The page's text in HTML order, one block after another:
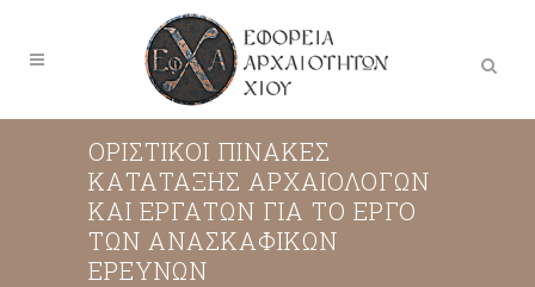
ΟΡΙΣΤΙΚΟΙ ΠΙΝΑΚΕΣ
ΚΑΤΑΤΑΞΗΣ ΑΡΧΑΙΟΛΟΓΩΝ
ΚΑΙ ΕΡΓΑΤΩΝ ΓΙΑ ΤΟ ΕΡΓΟ
ΤΩΝ ΑΝΑΣΚΑΦΙΚΩΝ
ΕΡΕΥΝΩΝ